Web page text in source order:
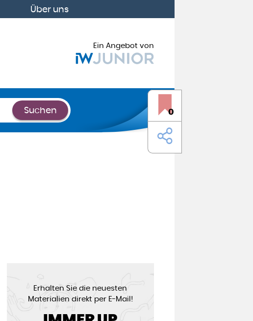
Über uns
Ein Angebot von
Suchen 0
Erhalten Sie die neuesten
Materialien direkt per E-Mail!